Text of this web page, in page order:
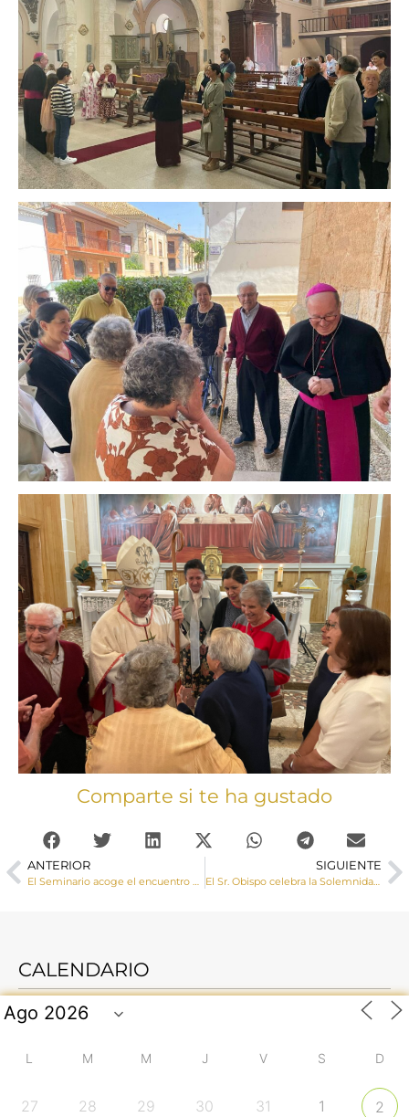
Comparte si te ha gustado
ANTERIOR
El Seminario acoge el encuentro de delegados y equipos de pastoral juvenil de la Provincia Eclesiástica de Toledo
SIGUIENTE
El Sr. Obispo celebra la Solemnidad de la Santísima Trinidad y la Jornada Pro Orantibus en el Monasterio de las MM. Trinitarias de San Clemente
CALENDARIO
L M M J V S D
27 28 29 30 31 1 2